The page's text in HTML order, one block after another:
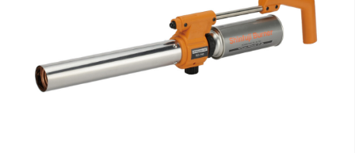
工作キット